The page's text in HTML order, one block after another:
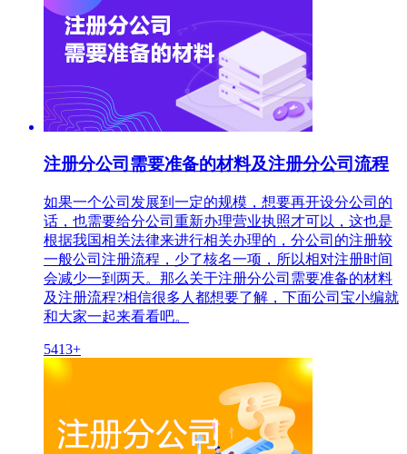
注册分公司需要准备的材料及注册分公司流程
如果一个公司发展到一定的规模，想要再开设分公司的
话，也需要给分公司重新办理营业执照才可以，这也是
根据我国相关法律来进行相关办理的，分公司的注册较
一般公司注册流程，少了核名一项，所以相对注册时间
会减少一到两天。那么关于注册分公司需要准备的材料
及注册流程?相信很多人都想要了解，下面公司宝小编就
和大家一起来看看吧。
5413+